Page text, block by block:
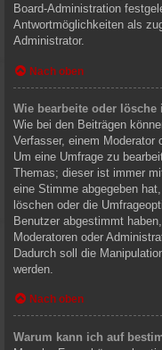
Board-Administration
Antwortmöglichkeiten als
Administrator.
Nach oben
Wie bearbeite oder lösche
Wie bei den Beiträgen
Verfasser, einem Moderator
Um eine Umfrage zu
Themas; dieser ist immer
eine Stimme abgegeben
löschen oder die
Benutzer abgestimmt
Moderatoren oder
Dadurch soll die
werden.
Nach oben
Warum kann ich auf